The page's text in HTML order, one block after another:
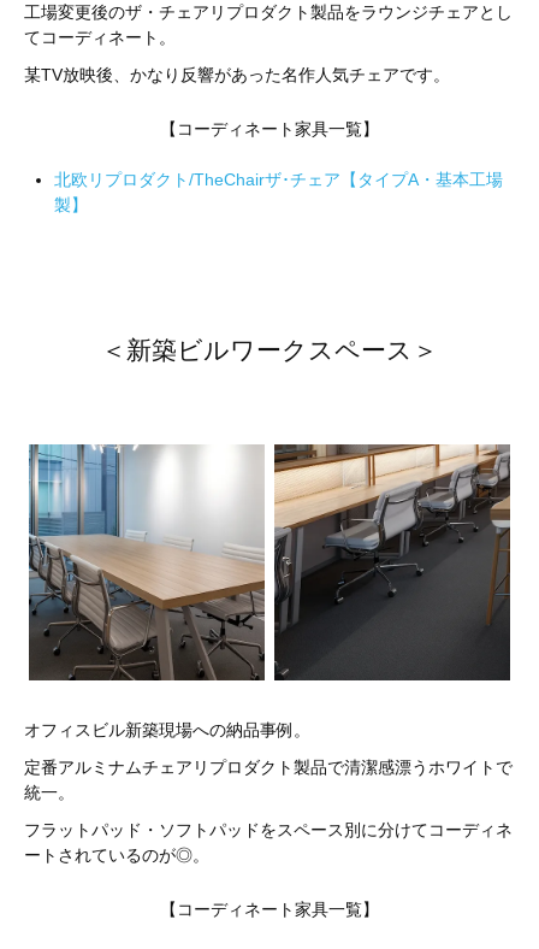
工場変更後のザ・チェアリプロダクト製品をラウンジチェアとし
てコーディネート。
某TV放映後、かなり反響があった名作人気チェアです。
【コーディネート家具一覧】
北欧リプロダクト/TheChairザ･チェア【タイプA・基本工場
製】
＜新築ビルワークスペース＞
オフィスビル新築現場への納品事例。
定番アルミナムチェアリプロダクト製品で清潔感漂うホワイトで
統一。
フラットパッド・ソフトパッドをスペース別に分けてコーディネ
ートされているのが◎。
【コーディネート家具一覧】